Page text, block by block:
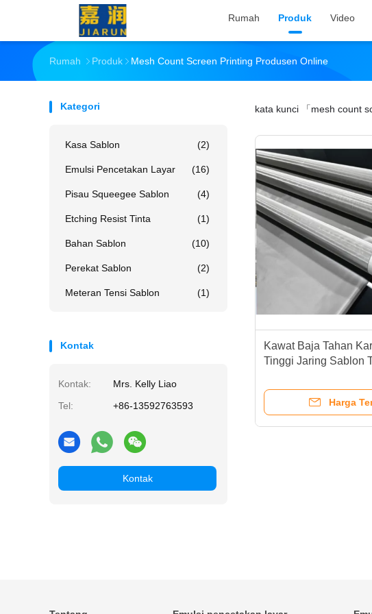
Rumah Produk Video
Rumah Produk Mesh Count Screen Printing Produsen Online
Kategori
Kasa Sablon (2)
Emulsi Pencetakan Layar (16)
Pisau Squeegee Sablon (4)
Etching Resist Tinta (1)
Bahan Sablon (10)
Perekat Sablon (2)
Meteran Tensi Sablon (1)
Kontak
Kontak:
Mrs. Kelly Liao
Tel:
+86-13592763593
Kontak
kata kunci 「mesh count
Kawat Baja Tahan
Tinggi Jaring Sablon
Harga